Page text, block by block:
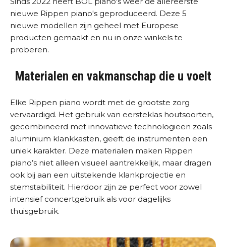
nieuwe Rippen piano's geproduceerd. Deze 5
nieuwe modellen zijn geheel met Europese
producten gemaakt en nu in onze winkels te
proberen.
Materialen en vakmanschap die u voelt
Elke Rippen piano wordt met de grootste zorg
vervaardigd. Het gebruik van eersteklas houtsoorten,
gecombineerd met innovatieve technologieën zoals
aluminium klankkasten, geeft de instrumenten een
uniek karakter. Deze materialen maken Rippen
piano’s niet alleen visueel aantrekkelijk, maar dragen
ook bij aan een uitstekende klankprojectie en
stemstabiliteit. Hierdoor zijn ze perfect voor zowel
intensief concertgebruik als voor dagelijks
thuisgebruik.